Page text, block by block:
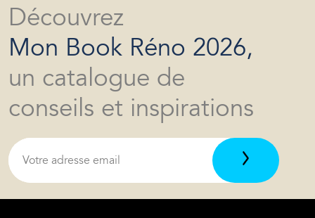
Découvrez
Mon Book Réno 2026,
un catalogue de
conseils et inspirations